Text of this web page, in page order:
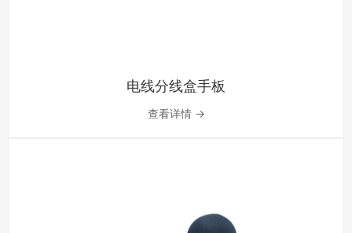
电线分线盒手板
查看详情 →